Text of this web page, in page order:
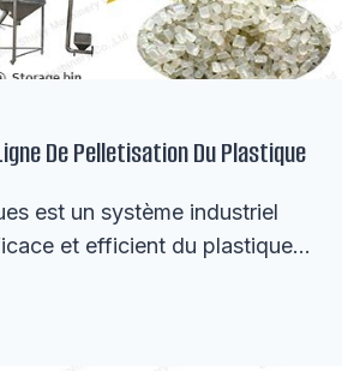
De Pelletisation Du Plastique
est un système industriel
et efficient du plastique…